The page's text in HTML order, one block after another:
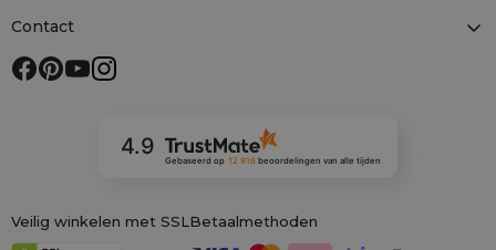
Contact
4.9
Gebaseerd op 12 916beoordelingen van alle tijden
Veilig winkelen met SSL Betaalmethoden